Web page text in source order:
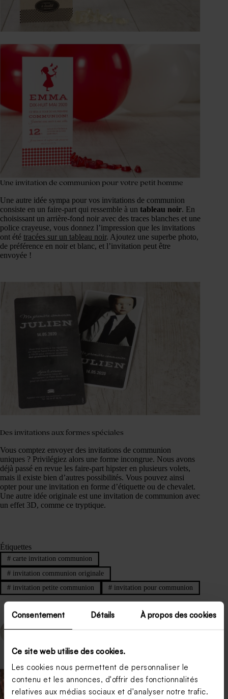
Consentement Détails À propos des cookies
Ce site web utilise des cookies.
Les cookies nous permettent de personnaliser le
contenu et les annonces, d'offrir des fonctionnalités
relatives aux médias sociaux et d'analyser notre trafic.
Une invitation de communion pour votre petit homme
Une autre idée sympa pour vos invitations de communion
consiste en un faire-part qui ressemble à un tableau noir. En
choisissant un arrière-fond noir avec des traces blanches et une
police crayeuse, vous donnez l’impression que les invitations
ont été tracées sur un tableau noir. Ajoutez une superbe photo,
de préférence en noir et blanc, et l’invitation peut être
envoyée !
Des invitations aux formes spéciales
Vous comptez envoyer des invitations de communion
uniques ? Privilégiez alors une forme incongrue. Nous avons
déjà passé en revue les faire-part hipster en plusieurs volets,
mais il existe bien d’autres possibilités. Vous pouvez ainsi
opter pour une invitation en forme d’étiquette ou de chevalet.
Une autre idée originale est une invitation de communion avec
un effet 3D, comme ce tryptique.
Étiquettes
#carte invitation communion
#invitation communion originale
#invitation petite communion #invitation pour communion
PRÉCÉDENT SUIVANT